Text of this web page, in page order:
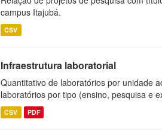
campus Itajubá.
CSV
Infraestrutura laboratorial
Quantitativo de laboratórios por unidade
laboratórios por tipo (ensino, pesquisa e
CSV PDF